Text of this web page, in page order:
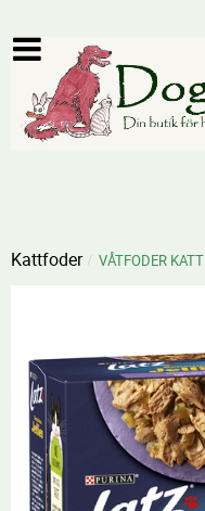
Kattfoder VÅTFODER KATT